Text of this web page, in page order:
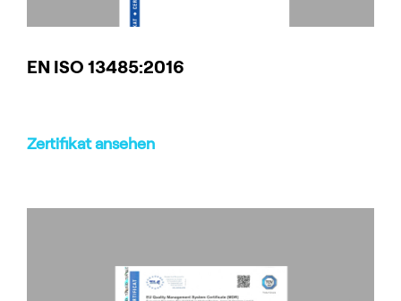
EN ISO 13485:2016
Zertifikat ansehen